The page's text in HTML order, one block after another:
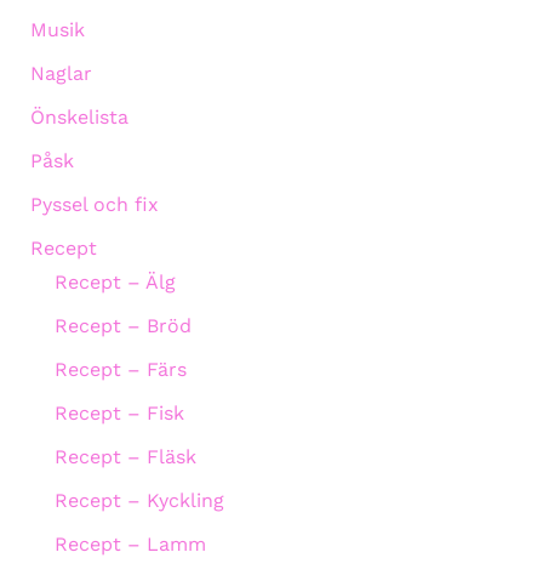
Musik
Naglar
Önskelista
Påsk
Pyssel och fix
Recept
Recept – Älg
Recept – Bröd
Recept – Färs
Recept – Fisk
Recept – Fläsk
Recept – Kyckling
Recept – Lamm